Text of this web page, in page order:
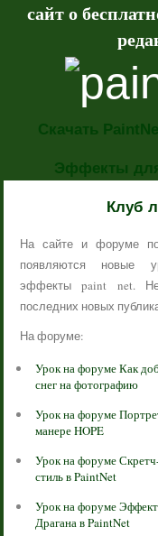
сайт о
Скачать
Эффекты
Клуб
На сайте и форуме
появляются новые
эффекты paint net.
последних новых
На форуме:
Урок на форуме Как
снег на фотографию
Урок на форуме
манере HOPE
Урок на форуме
стиль в PaintNet
Урок на форуме Эффект
Драгана в PaintNet